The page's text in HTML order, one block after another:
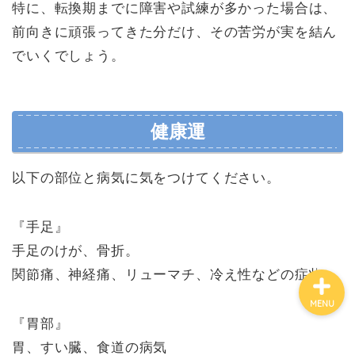
特に、転換期までに障害や試練が多かった場合は、
前向きに頑張ってきた分だけ、その苦労が実を結ん
でいくでしょう。
健康運
以下の部位と病気に気をつけてください。
『手足』
手足のけが、骨折。
関節痛、神経痛、リューマチ、冷え性などの症状。
『胃部』
胃、すい臓、食道の病気
MENU
姓名判断コラム
他の占い